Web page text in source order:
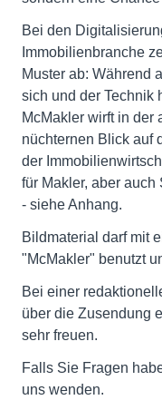
Bei den
Immobilienbranche
Muster ab: Während
sich und der Technik
McMakler wirft in der
nüchternen Blick auf
der
für Makler, aber
- siehe Anhang.
Bildmaterial darf mit
"McMakler" benutzt
Bei einer
über die Zusendung
sehr freuen.
Falls Sie Fragen
uns wenden.